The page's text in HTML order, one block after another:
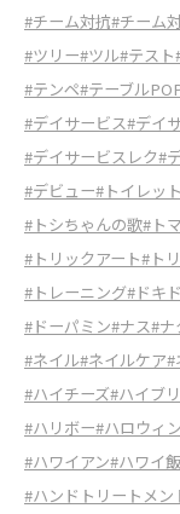
#チーム対抗#チーム
#ツリー#ツル#テスト
#テンペ#テーブル
#デイサービス#デイ
#デイサービスレク#
#デビュー#トイレッ
#トシちゃんの歌#ト
#トリックアート#ト
#トレーニング#ドキ
#ドーパミン#ナス#ナ
#ネイル#ネイルケア#
#ハイチーズ#ハイブ
#ハリボー#ハロウィン
#ハワイアン#ハワイ飯
#ハンドトリートメン